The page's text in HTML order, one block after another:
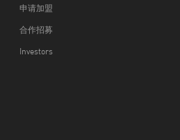
申请加盟
合作招募
Investors